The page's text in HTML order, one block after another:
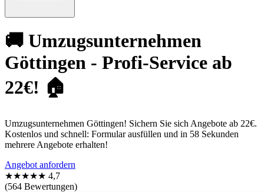
🚚 Umzugsunternehmen
Göttingen - Profi-Service ab
22€! 🏠
Umzugsunternehmen Göttingen! Sichern Sie sich Angebote ab 22€.
Kostenlos und schnell: Formular ausfüllen und in 58 Sekunden
mehrere Angebote erhalten!
Angebot anfordern
★★★★★ 4,7
(564 Bewertungen)